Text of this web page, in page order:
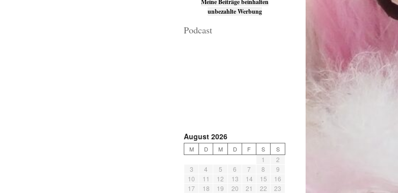
Meine Beiträge beinhalten
unbezahlte Werbung
Podcast
August 2026
M D M D F S S
1
2
3
4 5 6 7 8
9
10
11 12 13 14 15
16
17
18 19 20 21 22
23